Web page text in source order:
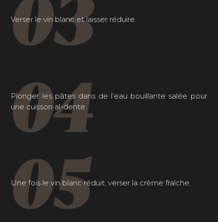
03
Verser le vin blanc et laisser réduire.
04
Plonger les pâtes dans de l’eau bouillante salée pour
une cuisson al-dente.
05
Une fois le vin blanc réduit, verser la crème fraîche.